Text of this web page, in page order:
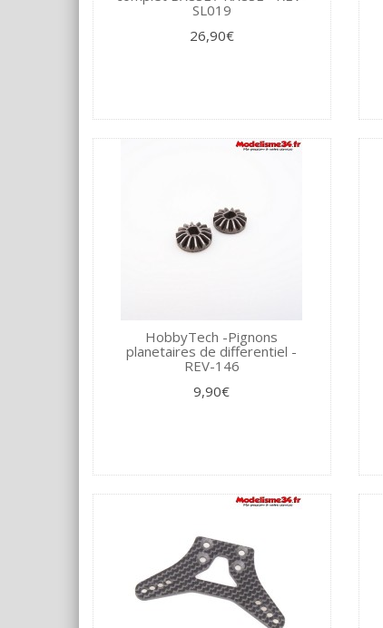
SL019
26,90€
HobbyTech -Pignons
planetaires de differentiel -
REV-146
9,90€